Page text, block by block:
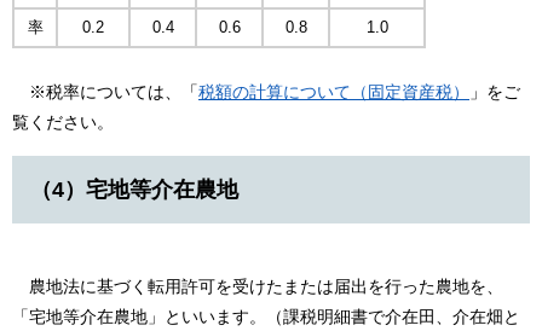
率 0.2 0.4 0.6 0.8 1.0
※税率については、「税額の計算について（固定資産税）
」をご
覧ください。
（4）宅地等介在農地
農地法に基づく転用許可を受けたまたは届出を行った農地を、
「宅地等介在農地」といいます。（課税明細書で介在田、介在畑と